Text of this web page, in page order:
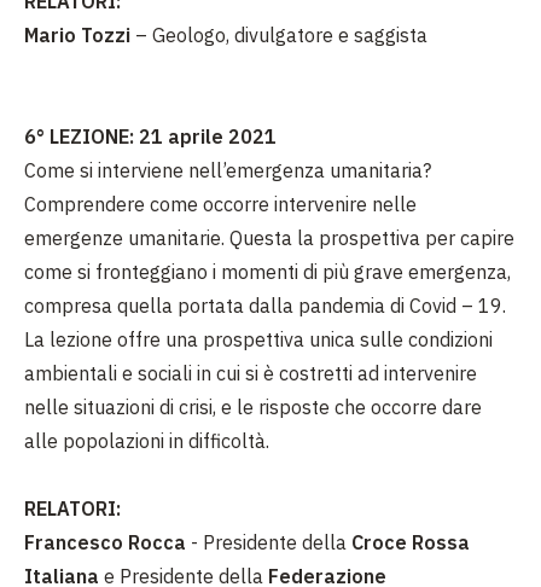
Mario Tozzi – Geologo, divulgatore e saggista
6° LEZIONE: 21 aprile 2021
Come si interviene nell’emergenza umanitaria?
Comprendere come occorre intervenire nelle
emergenze umanitarie. Questa la prospettiva per capire
come si fronteggiano i momenti di più grave emergenza,
compresa quella portata dalla pandemia di Covid – 19.
La lezione offre una prospettiva unica sulle condizioni
ambientali e sociali in cui si è costretti ad intervenire
nelle situazioni di crisi, e le risposte che occorre dare
alle popolazioni in difficoltà.
RELATORI:
Francesco Rocca - Presidente della Croce Rossa
Italiana e Presidente della Federazione